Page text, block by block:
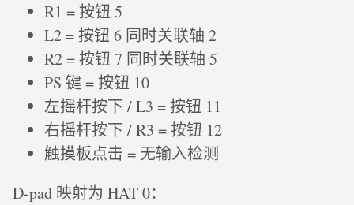
R1 = 按钮 5
L2 = 按钮 6 同时关联轴 2
R2 = 按钮 7 同时关联轴 5
PS 键 = 按钮 10
左摇杆按下 / L3 = 按钮 11
右摇杆按下 / R3 = 按钮 12
触摸板点击 = 无输入检测
D‑pad 映射为 HAT 0：